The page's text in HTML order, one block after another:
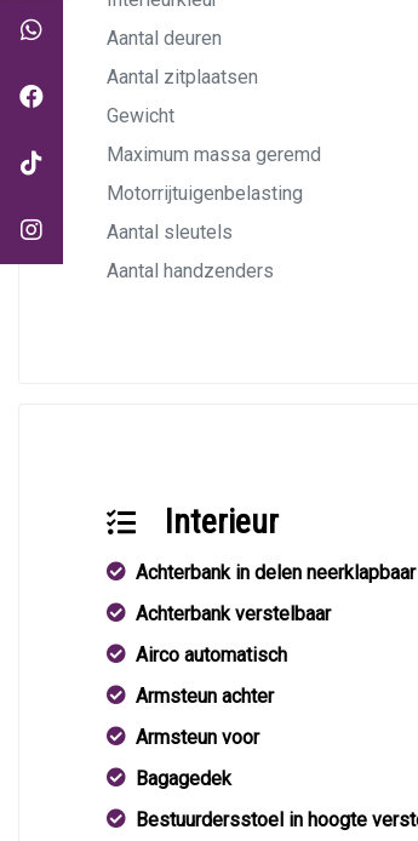
Aantal deuren
Aantal zitplaatsen
Gewicht
Maximum massa geremd
Motorrijtuigenbelasting
Aantal sleutels
Aantal handzenders
Interieur
Achterbank in delen neerklapbaar
Achterbank verstelbaar
Airco automatisch
Armsteun achter
Armsteun voor
Bagagedek
Bestuurdersstoel in hoogte